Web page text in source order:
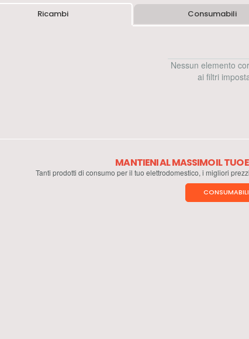
Ricambi Consumabili
Nessun elemento
ai filtri
MANTIENI AL MASSIMO IL TUO
Tanti prodotti di consumo per il tuo elettrodomestico, i migliori
CONSUMABILI